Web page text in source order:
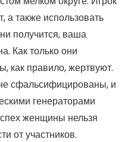
а также использовать
получится, ваша
Как только они
как правило, жертвуют.
сфальсифицированы, и
генераторами
женщины нельзя
от участников.